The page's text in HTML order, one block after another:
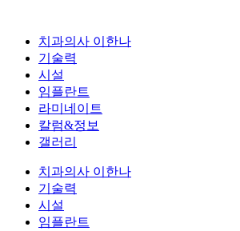
치과의사 이한나
기술력
시설
임플란트
라미네이트
칼럼&정보
갤러리
치과의사 이한나
기술력
시설
임플란트